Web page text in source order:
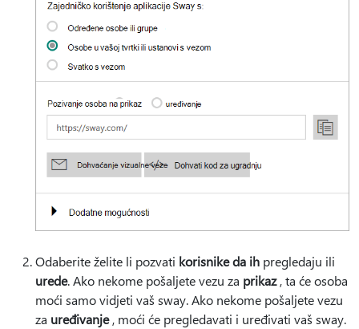
Odaberite želite li pozvati korisnike da ih pregledaju ili
urede. Ako nekome pošaljete vezu za prikaz, ta će osoba
moći samo vidjeti vaš sway. Ako nekome pošaljete vezu
za uređivanje, moći će pregledavati i uređivati vaš sway.